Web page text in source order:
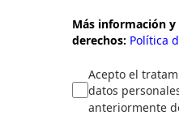
Más información y
derechos: Política
Acepto el
datos
anteriormente